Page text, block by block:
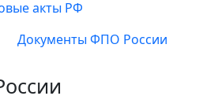
акты РФ
Документы ФПО России